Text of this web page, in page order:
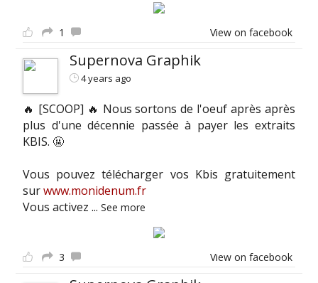
1 View on facebook
Supernova Graphik
4 years ago
🔥 [SCOOP] 🔥 Nous sortons de l'oeuf après après
plus d'une décennie passée à payer les extraits
KBIS. 🤬
Vous pouvez télécharger vos Kbis gratuitement
surwww.monidenum.fr
Vous activez...See more
3 View on facebook